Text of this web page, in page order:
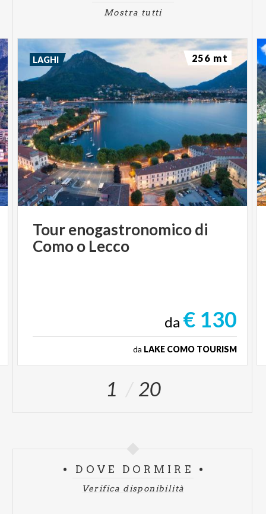
Mostra tutti
Tourenogastronomicodi
Comoo Lecco
da € 130
da LAKE COMO TOURISM
LAGHI 256 mt
1 20
DOVE DORMIRE
Verifica disponibilità